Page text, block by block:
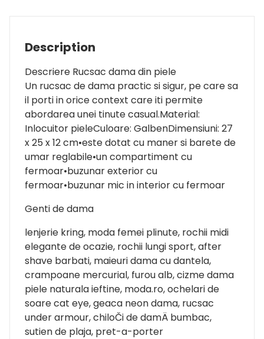
Description
Descriere Rucsac dama din piele
Un rucsac de dama practic si sigur, pe care sa
il porti in orice context care iti permite
abordarea unei tinute casual.Material:
Inlocuitor pieleCuloare: GalbenDimensiuni: 27
x 25 x 12 cm•este dotat cu maner si barete de
umar reglabile•un compartiment cu
fermoar•buzunar exterior cu
fermoar•buzunar mic in interior cu fermoar
Genti de dama
lenjerie kring, moda femei plinute, rochii midi
elegante de ocazie, rochii lungi sport, after
shave barbati, maieuri dama cu dantela,
crampoane mercurial, furou alb, cizme dama
piele naturala ieftine, moda.ro, ochelari de
soare cat eye, geaca neon dama, rucsac
under armour, chiloČi de damÄ bumbac,
sutien de plaja, pret-a-porter